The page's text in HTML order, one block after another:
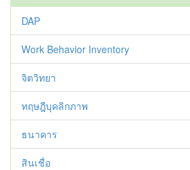
DAP
Work Behavior Inventory
จิตวิทยา
ทฤษฎีบุคลิกภาพ
ธนาคาร
สินเชื่อ